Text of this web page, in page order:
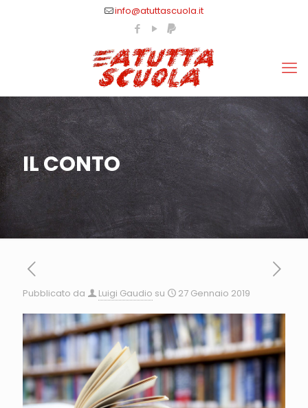
info@atuttascuola.it
IL CONTO
Pubblicato da Luigi Gaudio su 27 Gennaio 2019